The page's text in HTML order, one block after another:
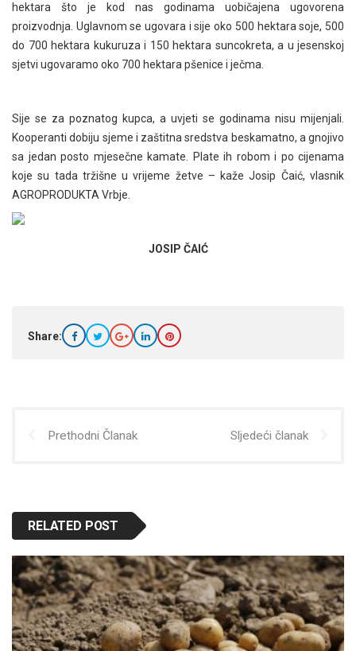
hektara što je kod nas godinama uobičajena ugovorena
proizvodnja. Uglavnom se ugovara i sije oko 500 hektara soje, 500
do 700 hektara kukuruza i 150 hektara suncokreta, a u jesenskoj
sjetvi ugovaramo oko 700 hektara pšenice i ječma.
Sije se za poznatog kupca, a uvjeti se godinama nisu mijenjali.
Kooperanti dobiju sjeme i zaštitna sredstva beskamatno, a gnojivo
sa jedan posto mjesečne kamate. Plate ih robom i po cijenama
koje su tada tržišne u vrijeme žetve – kaže Josip Čaić, vlasnik
AGROPRODUKTA Vrbje.
JOSIP ČAIĆ
Share:
Prethodni Članak Sljedeći članak
RELATED POST